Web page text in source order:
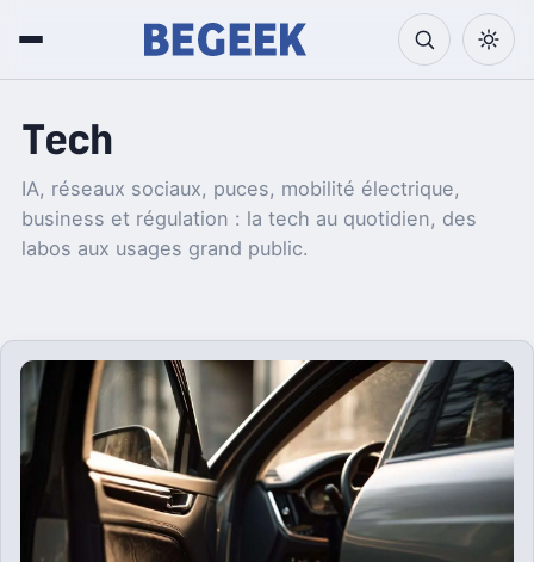
Tech
IA, réseaux sociaux, puces, mobilité électrique,
business et régulation : la tech au quotidien, des
labos aux usages grand public.